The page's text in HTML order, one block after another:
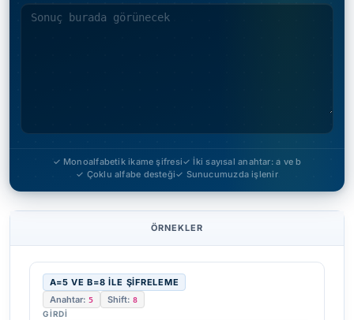
✓ Monoalfabetik ikame şifresi✓ İki sayısal anahtar: a ve b
✓ Çoklu alfabe desteği✓ Sunucumuzda işlenir
ÖRNEKLER
A=5 VE B=8 ILE ŞIFRELEME
Anahtar: 5 Shift: 8
GIRDI